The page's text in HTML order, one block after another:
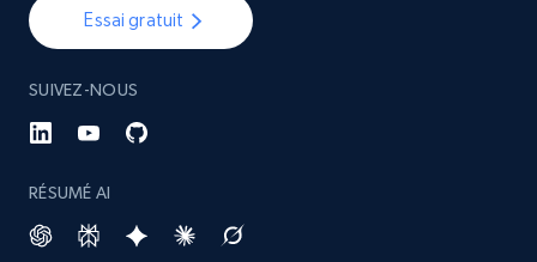
Essai gratuit
SUIVEZ-NOUS
RÉSUMÉ AI